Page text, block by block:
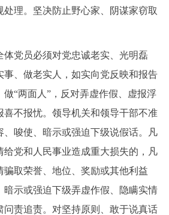
理。坚决防止野心家、阴谋家窃取
党员必须对党忠诚老实、光明磊
事、做老实人，如实向党反映和报告
“两面人”，反对弄虚作假、虚报浮
喜不报忧。领导机关和领导干部不准
、唆使、暗示或强迫下级说假话。凡
给党和人民事业造成重大损失的，凡
骗取荣誉、地位、奖励或其他利益
暗示或强迫下级弄虚作假、隐瞒实情
问责追责。对坚持原则、敢于说真话